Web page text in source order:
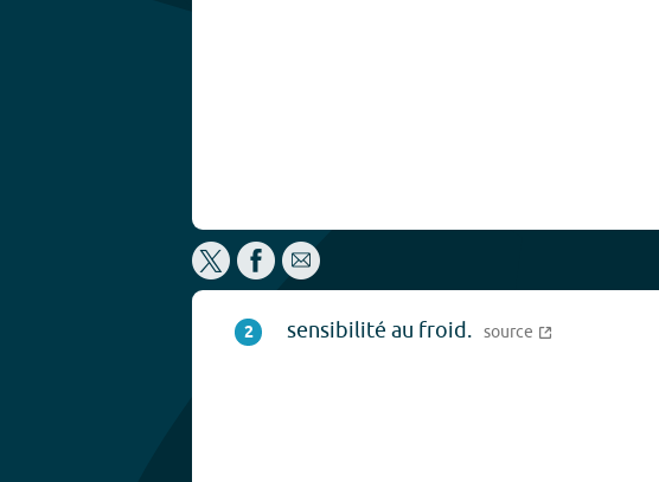
2 sensibilité au froid. source